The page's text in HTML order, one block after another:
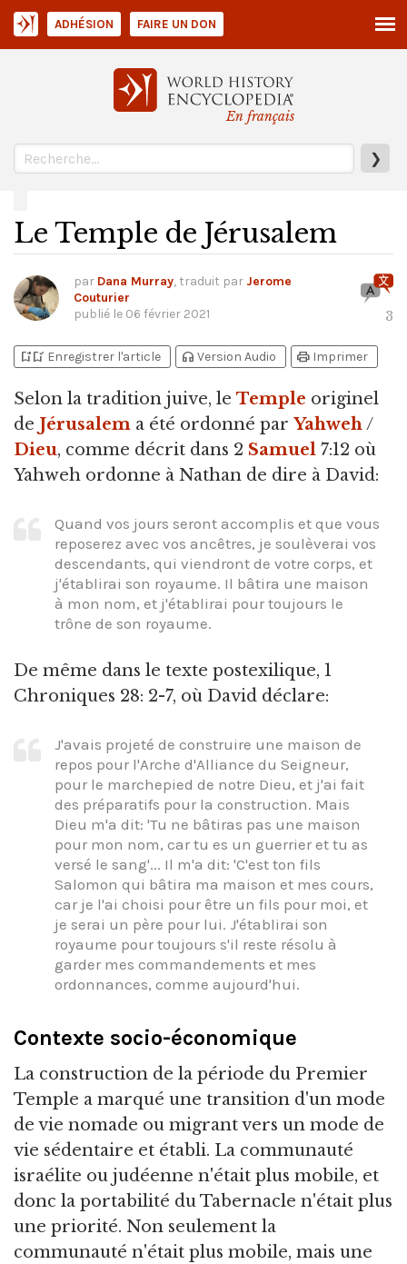
En français
❯
ADHÉSION FAIRE UN DON
Le Temple de Jérusalem
par Dana Murray, traduit par Jerome
Couturier
publié le 06 février 2021 3
bookmark_addbookmark_added Enregistrer l'article headphones Version Audio print Imprimer
Selon la tradition juive, le Temple originel
de Jérusalem a été ordonné par Yahweh/
Dieu, comme décrit dans 2 Samuel 7:12 où
Yahweh ordonne à Nathan de dire à David:
Quand vos jours seront accomplis et que vous
reposerez avec vos ancêtres, je soulèverai vos
descendants, qui viendront de votre corps, et
j'établirai son royaume. Il bâtira une maison
à mon nom, et j'établirai pour toujours le
trône de son royaume.
De même dans le texte postexilique, 1
Chroniques 28: 2-7, où David déclare:
J'avais projeté de construire une maison de
repos pour l'Arche d'Alliance du Seigneur,
pour le marchepied de notre Dieu, et j'ai fait
des préparatifs pour la construction. Mais
Dieu m'a dit: 'Tu ne bâtiras pas une maison
pour mon nom, car tu es un guerrier et tu as
versé le sang'... Il m'a dit: 'C'est ton fils
Salomon qui bâtira ma maison et mes cours,
car je l'ai choisi pour être un fils pour moi, et
je serai un père pour lui. J'établirai son
royaume pour toujours s'il reste résolu à
garder mes commandements et mes
ordonnances, comme aujourd'hui.
Contexte socio-économique
La construction de la période du Premier
Temple a marqué une transition d'un mode
de vie nomade ou migrant vers un mode de
vie sédentaire et établi. La communauté
israélite ou judéenne n'était plus mobile, et
donc la portabilité du Tabernacle n'était plus
une priorité. Non seulement la
communauté n'était plus mobile, mais une